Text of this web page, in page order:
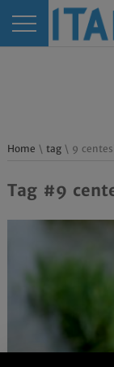
Home \ tag\ 9
Tag #9